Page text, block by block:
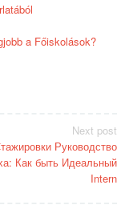
a Főiskolások?
Next post
Руководство
Как быть Идеальный
Intern